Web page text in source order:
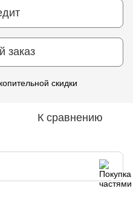
заказ
скидки
К сравнению